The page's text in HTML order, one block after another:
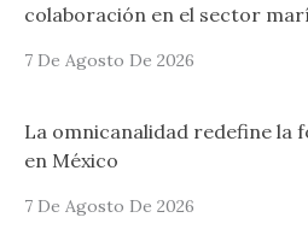
colaboración en el sector
7 De Agosto De 2026
La omnicanalidad redefine la
en México
7 De Agosto De 2026